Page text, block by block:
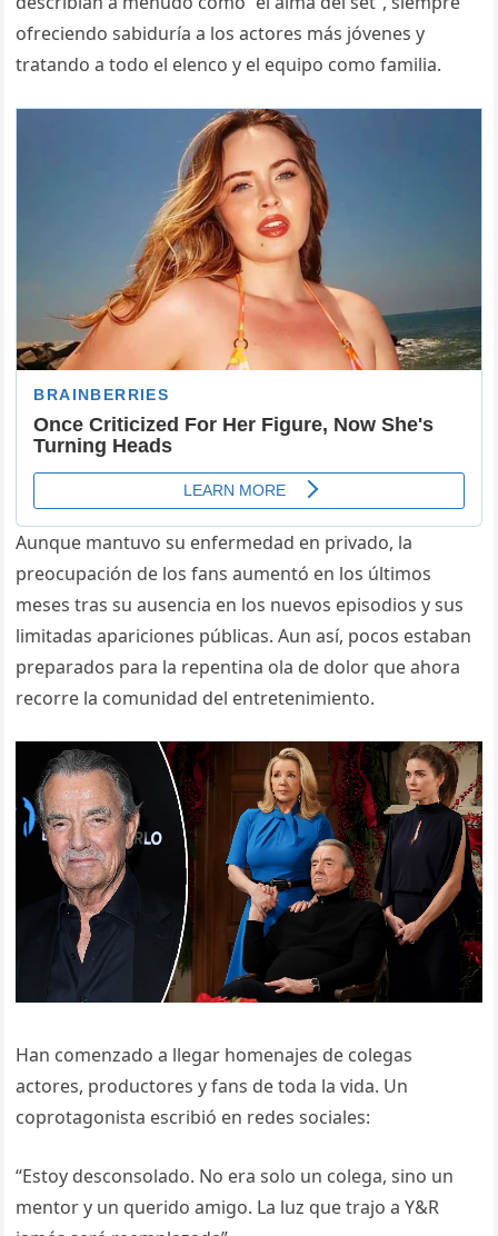
ofreciendo sabiduría a los actores más jóvenes y
tratando a todo el elenco y el equipo como familia.
Aunque mantuvo su enfermedad en privado, la
preocupación de los fans aumentó en los últimos
meses tras su ausencia en los nuevos episodios y sus
limitadas apariciones públicas. Aun así, pocos estaban
preparados para la repentina ola de dolor que ahora
recorre la comunidad del entretenimiento.
Han comenzado a llegar homenajes de colegas
actores, productores y fans de toda la vida. Un
coprotagonista escribió en redes sociales:
“Estoy desconsolado. No era solo un colega, sino un
mentor y un querido amigo. La luz que trajo a Y&R